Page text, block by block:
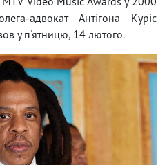
адвокат Антігона Куріс
у ​​п'ятницю, 14 лютого.